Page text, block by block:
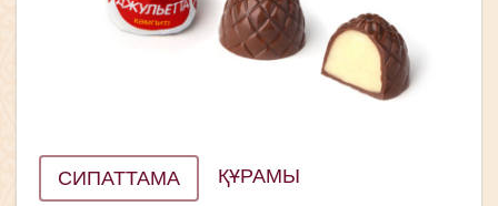
СИПАТТАМА ҚҰРАМЫ